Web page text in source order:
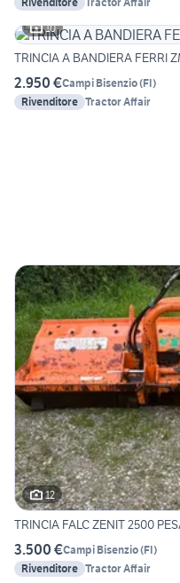
10
TRINCIA A BANDIERA FERRI
2.950 €Campi Bisenzio(FI)
Rivenditore Tractor Affair
12
TRINCIA FALC ZENIT 2500
3.500 €Campi Bisenzio(FI)
Rivenditore Tractor Affair